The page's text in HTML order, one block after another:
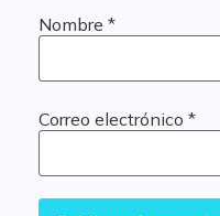
Nombre *
Correo electrónico *